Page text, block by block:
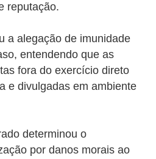
reputação.
a alegação de imunidade
entendendo que as
fora do exercício direto
e divulgadas em ambiente
determinou o
por danos morais ao